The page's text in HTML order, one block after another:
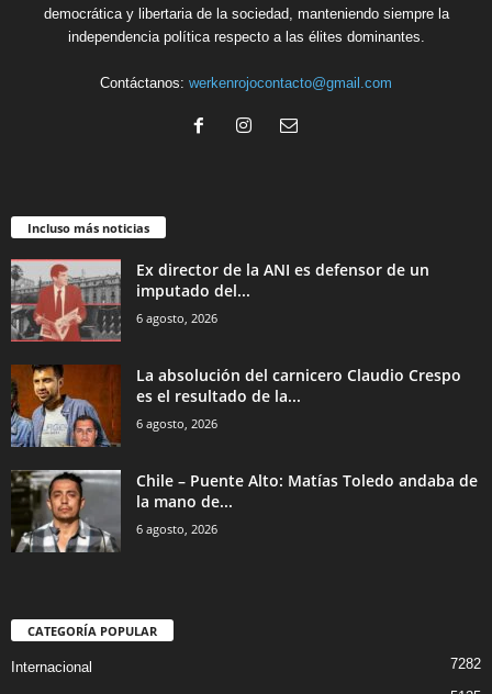
democrática y libertaria de la sociedad, manteniendo siempre la
independencia política respecto a las élites dominantes.
Contáctanos: werkenrojocontacto@gmail.com
Incluso más noticias
Ex director de la ANI es defensor de un
imputado del...
6 agosto, 2026
La absolución del carnicero Claudio Crespo
es el resultado de la...
6 agosto, 2026
Chile – Puente Alto: Matías Toledo andaba de
la mano de...
6 agosto, 2026
CATEGORÍA POPULAR
Internacional 7282